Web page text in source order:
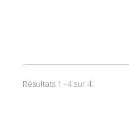
Résultats 1 - 4 sur 4.